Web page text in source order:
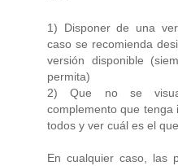
1) Disponer de una
caso se recomienda
versión disponible
permita)
2) Que no se
complemento que tenga
todos y ver cuál es el
En cualquier caso, las